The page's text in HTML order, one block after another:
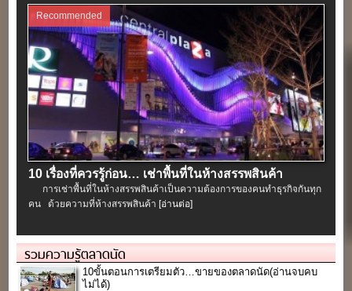
Recommended
10 เรื่องที่ควรรู้ก่อน… เช่าพื้นที่ในห้างสรรพสินค้า
การเช่าพื้นที่ในห้างสรรพสินค้าเป็นความต้องการของคนทำธุรกิจกันทุก
คน ด้วยความที่ห้างสรรพสินค้า[อ่านต่อ]
รวมความรู้ตลาดนัด
10ขั้นตอนการเตรียมตัว…ขายของตลาดนัด(อ่านจบคบ
ไม่ได้)